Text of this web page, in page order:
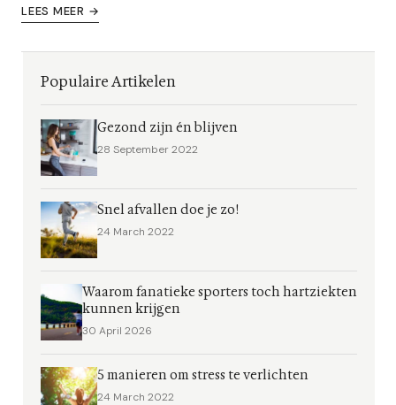
LEES MEER →
Populaire Artikelen
Gezond zijn én blijven
28 September 2022
Snel afvallen doe je zo!
24 March 2022
Waarom fanatieke sporters toch hartziekten
kunnen krijgen
30 April 2026
5 manieren om stress te verlichten
24 March 2022